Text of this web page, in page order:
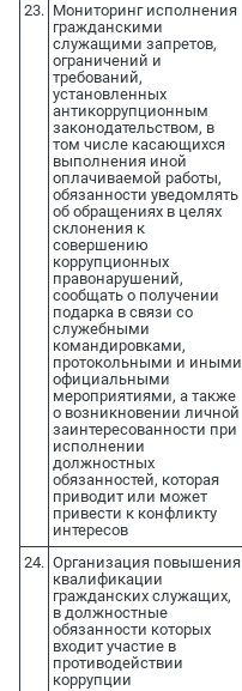
23. Мониторинг исполнения
гражданскими
служащими запретов,
ограничений и
требований,
установленных
антикоррупционным
законодательством, в
том числе касающихся
выполнения иной
оплачиваемой работы,
обязанности уведомлять
об обращениях в целях
склонения к
совершению
коррупционных
правонарушений,
сообщать о получении
подарка в связи со
служебными
командировками,
протокольными и иными
официальными
мероприятиями, а также
о возникновении личной
заинтересованности при
исполнении
должностных
обязанностей, которая
приводит или может
привести к конфликту
интересов
24. Организация повышения
квалификации
гражданских служащих,
в должностные
обязанности которых
входит участие в
противодействии
коррупции